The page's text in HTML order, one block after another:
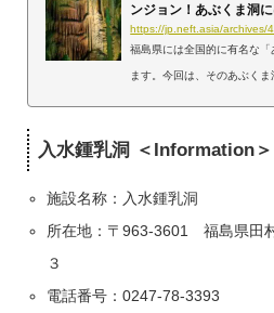
ンジョン！あぶくま洞
https://jp.neft.asia/archives/
福島県には全国的に有名な
ます。今回は、そのあぶくま
水鍾乳洞とあぶくま洞の違
が施されていたり、歩きやす
客に優しいつくりになってい
入水鍾乳洞 ＜Information＞
施設名称：入水鍾乳洞
所在地：〒963-3601 福島県田
３
電話番号：0247-78-3393